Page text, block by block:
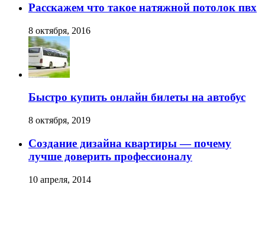
Расскажем что такое натяжной потолок пвх
8 октября, 2016
Быстро купить онлайн билеты на автобус
8 октября, 2019
Создание дизайна квартиры — почему
лучше доверить профессионалу
10 апреля, 2014